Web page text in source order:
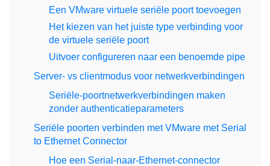
Een VMware virtuele seriële poort toevoegen
Het kiezen van het juiste type verbinding voor
de virtuele seriële poort
Uitvoer configureren naar een benoemde pipe
Server- vs clientmodus voor netwerkverbindingen
Seriële-poortnetwerkverbindingen maken
zonder authenticatieparameters
Seriële poorten verbinden met VMware met Serial
to Ethernet Connector
Hoe een Serial-naar-Ethernet-connector